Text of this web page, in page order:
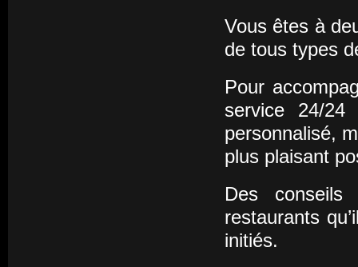
Vous êtes à
de tous types
Pour
service 24/
personnalisé,
plus plaisant
Des
restaurants
initiés.